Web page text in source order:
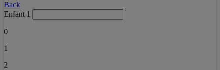
Back
Enfant 1
0
1
2